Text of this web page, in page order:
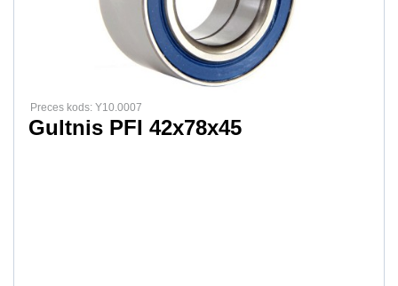
Preces kods: Y10.0007
Gultnis PFI 42x78x45